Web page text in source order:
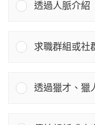
透過人脈介紹
求職群組或社
透過獵才、獵